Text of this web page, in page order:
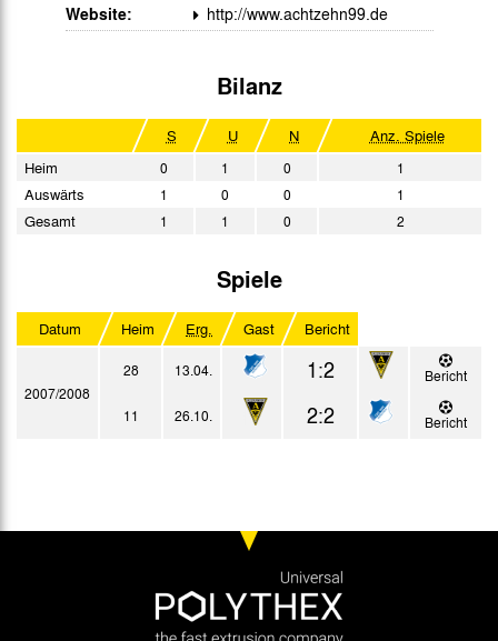
Website: http://www.achtzehn99.de
Bilanz
S U N
Anz. Spiele
Heim
0 1 0 1
Auswärts 1 0 0 1
Gesamt 1 1 0 2
Spiele
Datum Heim Erg. Gast Bericht
2007/2008
28 13.04. 1:2
Bericht
11
26.10. 2:2 Bericht